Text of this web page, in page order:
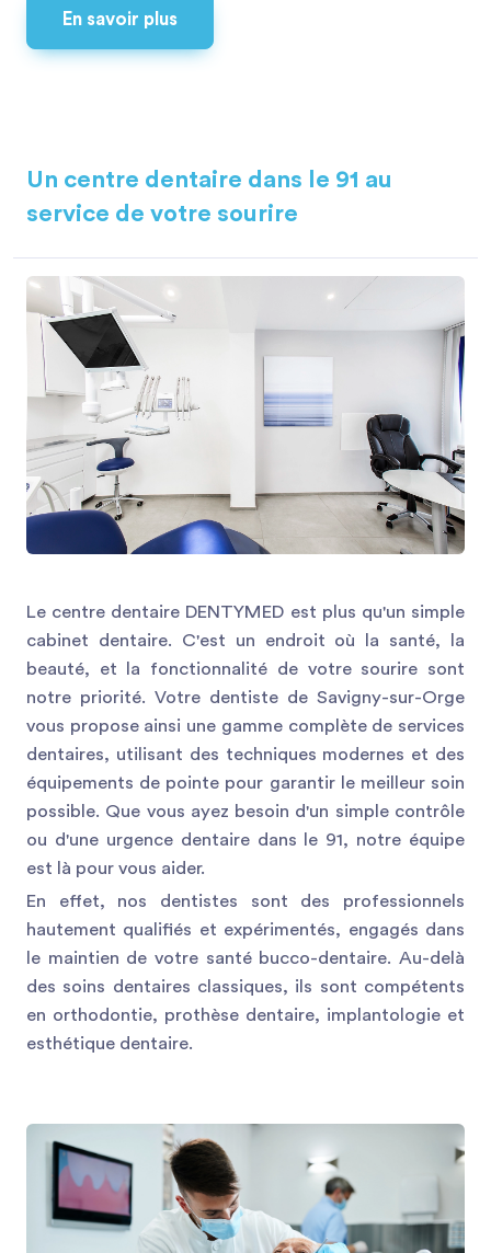
En savoir plus
Un centre dentaire dans le 91 au
service de votre sourire
Le centre dentaire DENTYMED est plus qu'un simple
cabinet dentaire. C'est un endroit où la santé, la
beauté, et la fonctionnalité de votre sourire sont
notre priorité. Votre dentiste de Savigny-sur-Orge
vous propose ainsi une gamme complète de services
dentaires, utilisant des techniques modernes et des
équipements de pointe pour garantir le meilleur soin
possible. Que vous ayez besoin d'un simple contrôle
ou d'une urgence dentaire dans le 91, notre équipe
est là pour vous aider.
En effet, nos dentistes sont des professionnels
hautement qualifiés et expérimentés, engagés dans
le maintien de votre santé bucco-dentaire. Au-delà
des soins dentaires classiques, ils sont compétents
en orthodontie, prothèse dentaire, implantologie et
esthétique dentaire.